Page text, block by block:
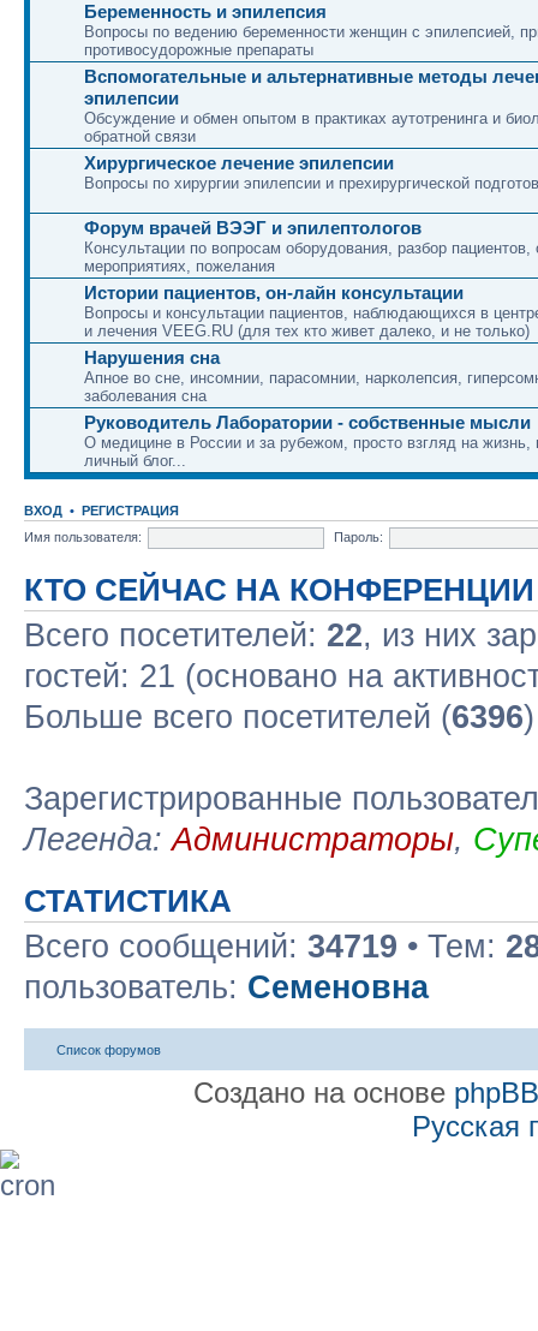
Беременность и эпилепсия
Вопросы по ведению беременности женщин с эпилепсией,
противосудорожные препараты
Вспомогательные и альтернативные методы
эпилепсии
Обсуждение и обмен опытом в практиках аутотренинга и
обратной связи
Хирургическое лечение эпилепсии
Вопросы по хирургии эпилепсии и прехирургической
Форум врачей ВЭЭГ и эпилептологов
Консультации по вопросам оборудования, разбор пациентов,
мероприятиях, пожелания
Истории пациентов, он-лайн консультации
Вопросы и консультации пациентов, наблюдающихся в
и лечения VEEG.RU (для тех кто живет далеко, и не только)
Нарушения сна
Апное во сне, инсомнии, парасомнии, нарколепсия,
заболевания сна
Руководитель Лаборатории - собственные мысли
О медицине в России и за рубежом, просто взгляд на жизнь,
личный блог...
ВХОД • РЕГИСТРАЦИЯ
Имя пользователя:
Пароль:
КТО СЕЙЧАС НА КОНФЕРЕНЦИИ
Всего посетителей: 22, из них
гостей: 21 (основано на
Больше всего посетителей (6396
Зарегистрированные
Легенда:Администраторы,
СТАТИСТИКА
Всего сообщений: 34719 • Тем:
пользователь: Семеновна
Список форумов
Создано на основе phpBB
Русская